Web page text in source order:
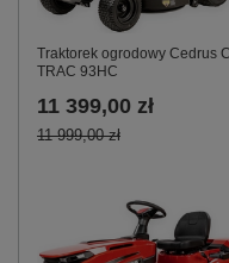
Traktorek ogrodowy Cedrus
TRAC 93HC
11 399,00 zł
11 999,00 zł